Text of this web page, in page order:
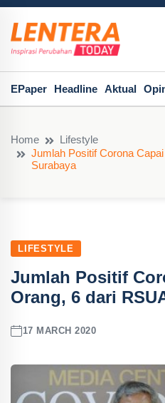
EPaper Headline Aktual
Home
Lifestyle
Jumlah Positif Corona
Surabaya
LIFESTYLE
Jumlah Positif
Orang, 6 dari
17 MARCH 2020